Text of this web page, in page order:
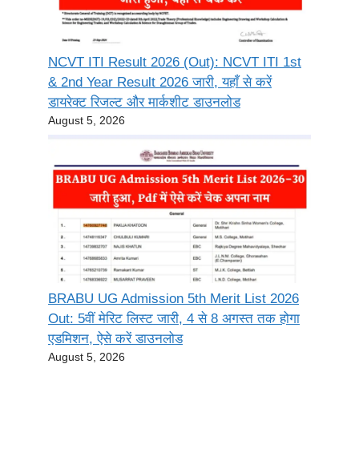
NCVT ITI Result 2026 (Out): NCVT ITI 1st
& 2nd Year Result 2026 जारी, यहाँ से करें
डायरेक्ट रिजल्ट और मार्कशीट डाउनलोड
August 5, 2026
BRABU UG Admission 5th Merit List 2026
Out: 5वीं मेरिट लिस्ट जारी, 4 से 8 अगस्त तक होगा
एडमिशन, ऐसे करें डाउनलोड
August 5, 2026